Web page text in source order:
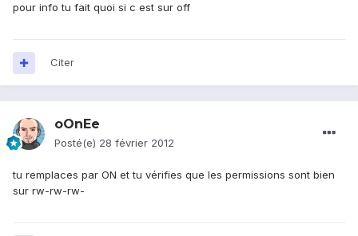
pour info tu fait quoi si c est sur off
Citer
oOnEe
Posté(e) 28 février 2012
tu remplaces par ON et tu vérifies que les permissions sont bien
sur rw-rw-rw-